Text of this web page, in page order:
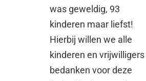
was geweldig, 93
kinderen maar liefst!
Hierbij willen we alle
kinderen en vrijwilligers
bedanken voor deze